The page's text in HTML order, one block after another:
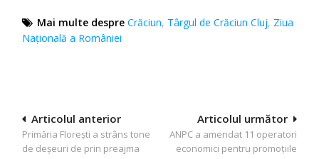
Mai multe despre Crăciun, Târgul de Crăciun Cluj, Ziua
Națională a României
Navigare
în
Articolul următor
ANPC a amendat 11 operatori
economici pentru promoțiile
Articolul anterior
Primăria Florești a strâns tone
de deșeuri de prin preajma